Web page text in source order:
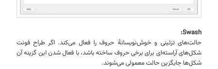
Swash:
حالت‌های تزئینی و خوش‌نویسانهٔ حروف را فعال می‌کند. اگر طراح فونت
شکل‌های آراسته‌ای برای برخی حروف ساخته باشد، با فعال شدن این گزینه آن
شکل‌ها جایگزین حالت معمولی می‌شوند.